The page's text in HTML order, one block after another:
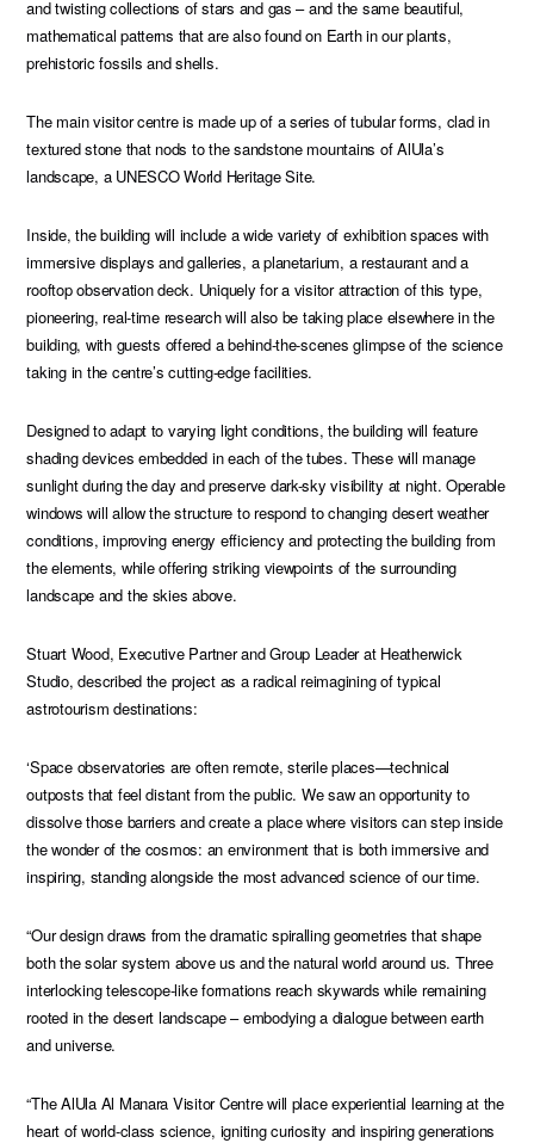
and twisting collections of stars and gas – and the same beautiful,
mathematical patterns that are also found on Earth in our plants,
prehistoric fossils and shells.
The main visitor centre is made up of a series of tubular forms, clad in
textured stone that nods to the sandstone mountains of AlUla’s
landscape, a UNESCO World Heritage Site.
Inside, the building will include a wide variety of exhibition spaces with
immersive displays and galleries, a planetarium, a restaurant and a
rooftop observation deck. Uniquely for a visitor attraction of this type,
pioneering, real-time research will also be taking place elsewhere in the
building, with guests offered a behind-the-scenes glimpse of the science
taking in the centre’s cutting-edge facilities.
Designed to adapt to varying light conditions, the building will feature
shading devices embedded in each of the tubes. These will manage
sunlight during the day and preserve dark-sky visibility at night. Operable
windows will allow the structure to respond to changing desert weather
conditions, improving energy efficiency and protecting the building from
the elements, while offering striking viewpoints of the surrounding
landscape and the skies above.
Stuart Wood, Executive Partner and Group Leader at Heatherwick
Studio, described the project as a radical reimagining of typical
astrotourism destinations:
‘Space observatories are often remote, sterile places—technical
outposts that feel distant from the public. We saw an opportunity to
dissolve those barriers and create a place where visitors can step inside
the wonder of the cosmos: an environment that is both immersive and
inspiring, standing alongside the most advanced science of our time.
“Our design draws from the dramatic spiralling geometries that shape
both the solar system above us and the natural world around us. Three
interlocking telescope-like formations reach skywards while remaining
rooted in the desert landscape – embodying a dialogue between earth
and universe.
“The AlUla Al Manara Visitor Centre will place experiential learning at the
heart of world-class science, igniting curiosity and inspiring generations